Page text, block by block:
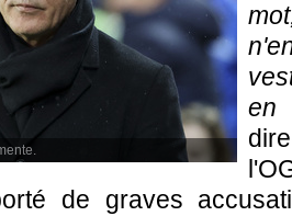
en
de graves